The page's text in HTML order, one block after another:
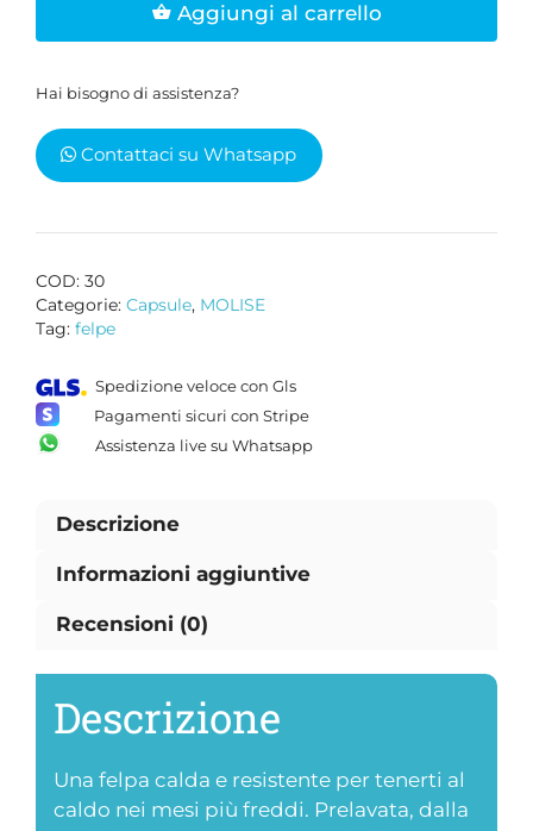
girocollo
"Il
non
DESISTE!"
quantità
Aggiungi al carrello
Hai bisogno di assistenza?
Contattaci su Whatsapp
COD: 30
Categorie: Capsule, MOLISE
Tag: felpe
Spedizione veloce con Gls
Pagamenti sicuri con Stripe
Assistenza live su Whatsapp
Descrizione
Informazioni aggiuntive
Recensioni (0)
Descrizione
Una felpa calda e resistente per tenerti al
caldo nei mesi più freddi. Prelavata, dalla